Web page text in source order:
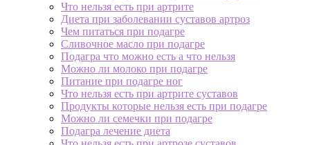
Что нельзя есть при артрите
Диета при заболевании суставов артроз
Чем питаться при подагре
Сливочное масло при подагре
Подагра что можно есть а что нельзя
Можно ли молоко при подагре
Питание при подагре ног
Что нельзя есть при артрите суставов
Продукты которые нельзя есть при подагре
Можно ли семечки при подагре
Подагра лечение диета